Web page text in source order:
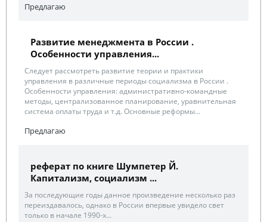
Предлагаю
Развитие менеджмента в России .
Особенности управления...
Следует рассмотреть развитие теории и практики
управления в различные периоды социализма в России .
Особенности управления: административно-командные
методы, централизованное планирование, уравнительная
система оплаты труда и т.д. Основные реформы...
Предлагаю
реферат по книге Шумпетер Й.
Капитализм, социализм ...
За последующие годы данное произведение несколько раз
переиздавалось, однако в России впервые увидело свет
только в начале 1990-х...